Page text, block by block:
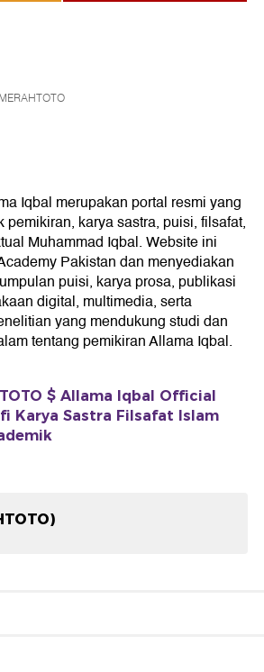
Iqbal merupakan portal resmi yang
karya sastra, puisi, filsafat,
Muhammad Iqbal. Website ini
Pakistan dan menyediakan
puisi, karya prosa, publikasi
digital, multimedia, serta
yang mendukung studi dan
tentang pemikiran Allama Iqbal.
$ Allama Iqbal Official
Karya Sastra Filsafat Islam